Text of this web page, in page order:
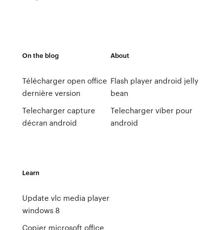
On the blog
Télécharger open office
dernière version
Telecharger capture
décran android
About
Flash player android jelly
bean
Telecharger viber pour
android
Learn
Update vlc media player
windows 8
Copier microsoft office